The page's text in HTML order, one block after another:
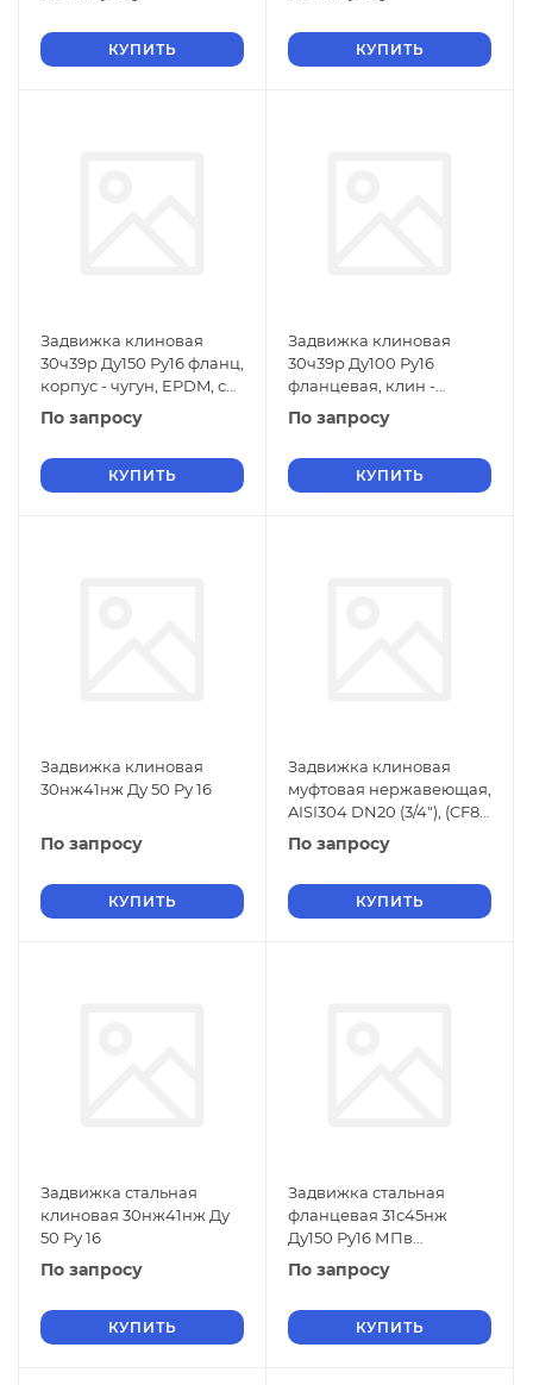
шпиндель -
КУПИТЬ
невыдвижной,чугун,EPDM,
КУПИТЬ
Задвижка клиновая
30ч39р Ду150 Ру16 фланц,
корпус - чугун, EPDM, с
гайкой Тмакс 80С, со
штурвалом,
По запросу
КУПИТЬ
Задвижка клиновая
30ч39р Ду100 Ру16
фланцевая, клин -
обрезиненный,
шпиндель -
По запросу
КУПИТЬ
Задвижка клиновая
30нж41нж Ду 50 Ру 16
По запросу
КУПИТЬ
Задвижка клиновая
муфтовая нержавеющая,
AISI304 DN20 (3/4"), (CF8),
PN14, NK-ZKm20/4
По запросу
КУПИТЬ
Задвижка стальная
клиновая 30нж41нж Ду
50 Ру 16
По запросу
КУПИТЬ
Задвижка стальная
фланцевая 31с45нж
Ду150 Ру16 МПв
комлекте с ответными
фланцами
По запросу
КУПИТЬ